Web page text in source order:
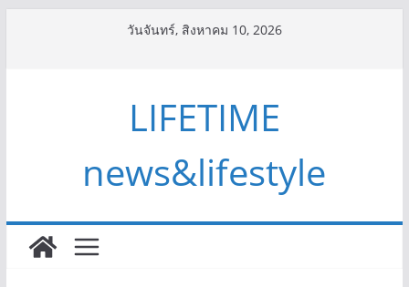
วันจันทร์, สิงหาคม 10, 2026
LIFETIME
news&lifestyle